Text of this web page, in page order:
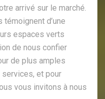
arrivé sur le marché.
d’une
espaces verts
de nous confier
de plus amples
et pour
vous invitons à nous